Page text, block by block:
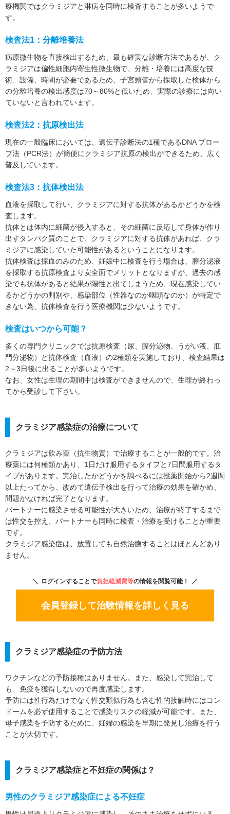
療機関ではクラミジアと淋病を同時に検査することが多いようで
す。
検査法1：分離培養法
病原微生物を直接検出するため、最も確実な診断方法であるが、ク
ラミジアは偏性細胞内寄生性微生物で、分離・培養には高度な技
術、設備、時間が必要であるため、子宮頸管から採取した検体から
の分離培養の検出感度は70～80%と低いため、実際の診療には向い
ていないと言われています。
検査法2：抗原検出法
現在の一般臨床においては、遺伝子診断法の1種であるDNA プロー
ブ法（PCR法）が簡便にクラミジア抗原の検出ができるため、広く
普及しています。
検査法3：抗体検出法
血液を採取して行い、クラミジアに対する抗体があるかどうかを検
査します。
抗体とは体内に細菌が侵入すると、その細菌に反応して身体が作り
出すタンパク質のことで、クラミジアに対する抗体があれば、クラ
ミジアに感染していた可能性があるということになります。
抗体検査は採血のみのため、妊娠中に検査を行う場合は、膣分泌液
を採取する抗原検査より安全面でメリットとなりますが、過去の感
染でも抗体があると結果が陽性と出てしまうため、現在感染してい
るかどうかの判別や、感染部位（性器なのか咽頭なのか）が特定で
きない為、抗体検査を行う医療機関は少ないようです。
検査はいつから可能？
多くの専門クリニックでは抗原検査（尿、膣分泌物、うがい液、肛
門分泌物）と抗体検査（血液）の2種類を実施しており、検査結果は
2～3日後に出ることが多いようです。
なお、女性は生理の期間中は検査ができませんので、生理が終わっ
てから受診して下さい。
クラミジア感染症の治療について
クラミジアは飲み薬（抗生物質）で治療することが一般的です。治
療薬には何種類かあり、1日だけ服用するタイプと7日間服用するタ
イプがあります。完治したかどうかを調べるには投薬開始から2週間
以上たってから、改めて遺伝子検出を行って治療の効果を確かめ、
問題がなければ完了となります。
パートナーに感染させる可能性が大きいため、治療が終了するまで
は性交を控え、パートナーも同時に検査・治療を受けることが重要
です。
クラミジア感染症は、放置しても自然治癒することはほとんどあり
ません。
ログインすることで負担軽減費等の情報を閲覧可能！
会員登録して治験情報を詳しく見る
クラミジア感染症の予防方法
ワクチンなどの予防接種はありません。また、感染して完治して
も、免疫を獲得しないので再度感染します。
予防には性行為だけでなく性交類似行為も含む性的接触時にはコン
ドームを必ず使用することで感染リスクの軽減が可能です。また、
母子感染を予防するために、妊婦の感染を早期に発見し治療を行う
ことが大切です。
クラミジア感染症と不妊症の関係は？
男性のクラミジア感染症による不妊症